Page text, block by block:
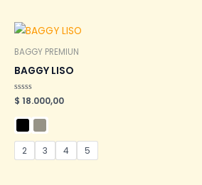
BAGGY PREMIUN
BAGGY LISO
Valorado
en
0
de
5
$ 18.000,00
2 3 4 5